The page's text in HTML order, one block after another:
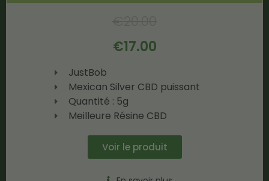
€17.00
JustBob
Mexican Silver CBD puissant
Quantité : 5g
Meilleure Résine CBD
Voir le produit